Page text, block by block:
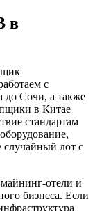
в
с
до Сочи, а также
в Китае
стандартам
случайный лот с
отели и
бизнеса. Если